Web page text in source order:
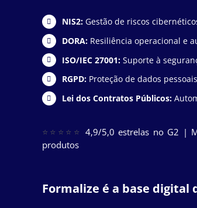
NIS2:Gestão de riscos
DORA:Resiliência operacional e
ISO/IEC 27001:Suporte à
RGPD:Proteção de dados
Lei dos Contratos Públicos:
⭐⭐⭐⭐⭐ 4,9/5,0 estrelas no G2 |
produtos
Formalize é a base digital